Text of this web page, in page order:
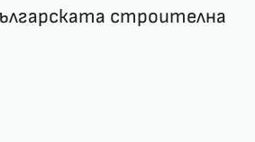
строителна